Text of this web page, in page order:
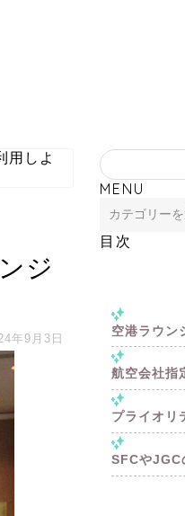
用しよ
ジ
年9月3日
MENU
目次
空港ラウン
航空会社指
プライオリ
SFCやJGC